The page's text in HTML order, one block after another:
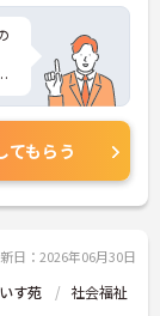
てもらう
日：2026年06月30日
す苑
社会福祉